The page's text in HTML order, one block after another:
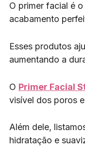
O primer facial é
acabamento
Esses produtos
aumentando a
O Primer Facial
visível dos poros
Além dele,
hidratação e